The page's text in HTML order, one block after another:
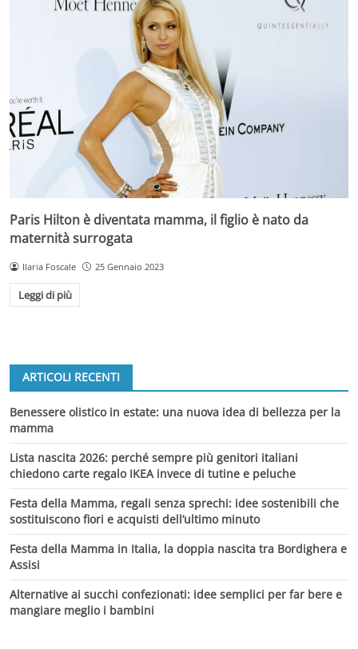
Paris Hilton è diventata mamma, il figlio è nato da
maternità surrogata
Ilaria Foscale 25 Gennaio 2023
Leggi di più
ARTICOLI RECENTI
Benessere olistico in estate: una nuova idea di bellezza per la
mamma
Lista nascita 2026: perché sempre più genitori italiani
chiedono carte regalo IKEA invece di tutine e peluche
Festa della Mamma, regali senza sprechi: idee sostenibili che
sostituiscono fiori e acquisti dell’ultimo minuto
Festa della Mamma in Italia, la doppia nascita tra Bordighera e
Assisi
Alternative ai succhi confezionati: idee semplici per far bere e
mangiare meglio i bambini